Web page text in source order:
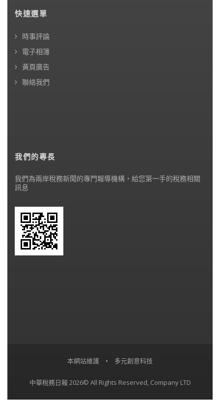
快速選單
時事評論
電子相簿
黃頁廣告
聯絡我們
我們的專長
我們為兩岸稅務新聞的專門報導機構，給您第一手的稅務相關
訊息
本網站維護 • 多元創意科技
中華稅務日報 2026© All Rights Reserved, Company LTD